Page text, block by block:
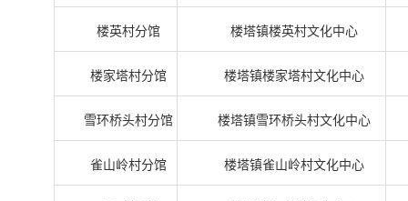
楼英村分馆 楼塔镇楼英村文化中心
楼家塔村分馆 楼塔镇楼家塔村文化中心
雪环桥头村分馆 楼塔镇雪环桥头村文化中心
雀山岭村分馆 楼塔镇雀山岭村文化中心